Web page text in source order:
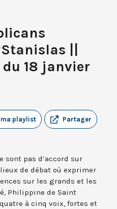
||
du 18 janvier
Partager
playlist
sont pas d’accord sur
de débat où exprimer
sur les grands et les
Philippine de Saint
à cinq voix, fortes et